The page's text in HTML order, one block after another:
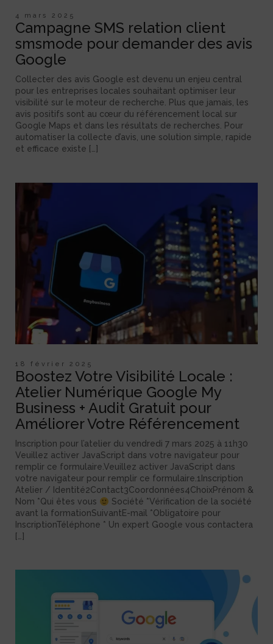
4 mars 2025
Campagne SMS relation client
smsmode pour demander des avis
Google
Collecter des avis Google est devenu un enjeu central
pour les entreprises locales souhaitant optimiser leur
visibilité sur le moteur de recherche. Plus que jamais, les
avis positifs sont au cœur du référencement local sur
Google Maps et dans les résultats de recherches. Pour
automatiser la collecte d’avis, une solution simple, rapide
et efficace existe […]
18 février 2025
Boostez Votre Visibilité Locale :
Atelier Numérique Google My
Business + Audit Gratuit pour
Améliorer Votre Référencement
Inscription pour l’atelier du vendredi 7 mars 2025 à 11h30
Veuillez activer JavaScript dans votre navigateur pour
remplir ce formulaire.Veuillez activer JavaScript dans
votre navigateur pour remplir ce formulaire.1Inscription
Atelier / Identité2Contact3Coordonnées4ChoixPrénom &
Nom *Qui êtes vous
Société *Vérification de la société
avant la formationSuivantE-mail *Obligatoire pour
InscriptionTéléphone * Un expert Google vous contactera
[…]